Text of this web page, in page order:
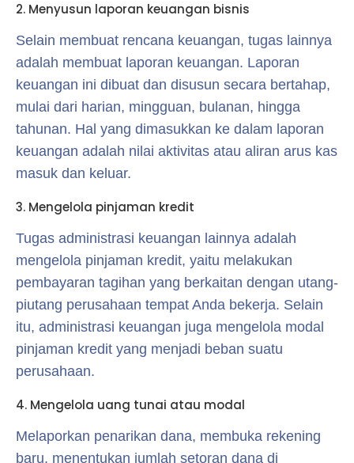
2. Menyusun laporan keuangan bisnis
Selain membuat rencana keuangan, tugas lainnya
adalah membuat laporan keuangan. Laporan
keuangan ini dibuat dan disusun secara bertahap,
mulai dari harian, mingguan, bulanan, hingga
tahunan. Hal yang dimasukkan ke dalam laporan
keuangan adalah nilai aktivitas atau aliran arus kas
masuk dan keluar.
3. Mengelola pinjaman kredit
Tugas administrasi keuangan lainnya adalah
mengelola pinjaman kredit, yaitu melakukan
pembayaran tagihan yang berkaitan dengan utang-
piutang perusahaan tempat Anda bekerja. Selain
itu, administrasi keuangan juga mengelola modal
pinjaman kredit yang menjadi beban suatu
perusahaan.
4. Mengelola uang tunai atau modal
Melaporkan penarikan dana, membuka rekening
baru, menentukan jumlah setoran dana di